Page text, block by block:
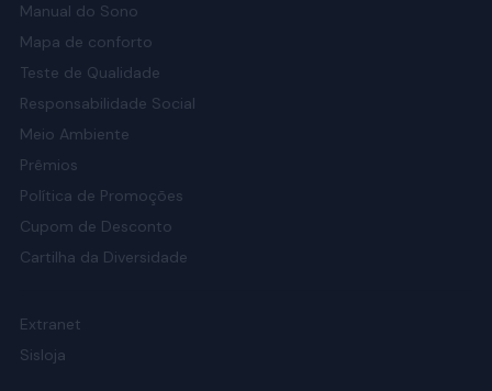
Manual do Sono
Mapa de conforto
Teste de Qualidade
Responsabilidade Social
Meio Ambiente
Prêmios
Política de Promoções
Cupom de Desconto
Cartilha da Diversidade
Extranet
Sisloja